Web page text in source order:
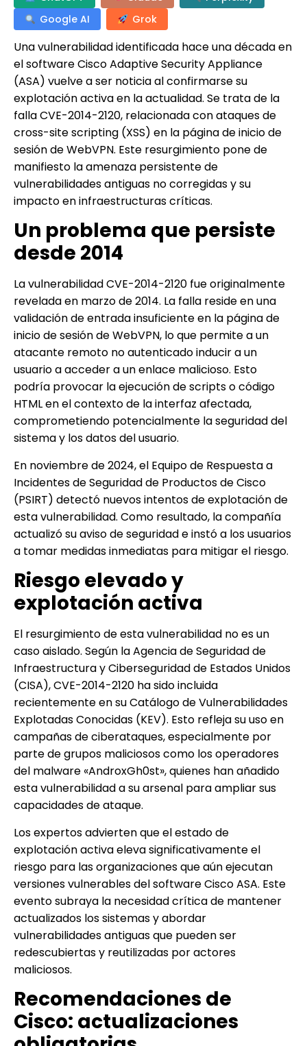
Google AI
Grok
Una vulnerabilidad identificada hace una década en
el software Cisco Adaptive Security Appliance
(ASA) vuelve a ser noticia al confirmarse su
explotación activa en la actualidad. Se trata de la
falla CVE-2014-2120, relacionada con ataques de
cross-site scripting (XSS) en la página de inicio de
sesión de WebVPN. Este resurgimiento pone de
manifiesto la amenaza persistente de
vulnerabilidades antiguas no corregidas y su
impacto en infraestructuras críticas.
Un problema que persiste
desde 2014
La vulnerabilidad CVE-2014-2120 fue originalmente
revelada en marzo de 2014. La falla reside en una
validación de entrada insuficiente en la página de
inicio de sesión de WebVPN, lo que permite a un
atacante remoto no autenticado inducir a un
usuario a acceder a un enlace malicioso. Esto
podría provocar la ejecución de scripts o código
HTML en el contexto de la interfaz afectada,
comprometiendo potencialmente la seguridad del
sistema y los datos del usuario.
En noviembre de 2024, el Equipo de Respuesta a
Incidentes de Seguridad de Productos de Cisco
(PSIRT) detectó nuevos intentos de explotación de
esta vulnerabilidad. Como resultado, la compañía
actualizó su aviso de seguridad e instó a los usuarios
a tomar medidas inmediatas para mitigar el riesgo.
Riesgo elevado y
explotación activa
El resurgimiento de esta vulnerabilidad no es un
caso aislado. Según la Agencia de Seguridad de
Infraestructura y Ciberseguridad de Estados Unidos
(CISA), CVE-2014-2120 ha sido incluida
recientemente en su Catálogo de Vulnerabilidades
Explotadas Conocidas (KEV). Esto refleja su uso en
campañas de ciberataques, especialmente por
parte de grupos maliciosos como los operadores
del malware «AndroxGh0st», quienes han añadido
esta vulnerabilidad a su arsenal para ampliar sus
capacidades de ataque.
Los expertos advierten que el estado de
explotación activa eleva significativamente el
riesgo para las organizaciones que aún ejecutan
versiones vulnerables del software Cisco ASA. Este
evento subraya la necesidad crítica de mantener
actualizados los sistemas y abordar
vulnerabilidades antiguas que pueden ser
redescubiertas y reutilizadas por actores
maliciosos.
Recomendaciones de
Cisco: actualizaciones